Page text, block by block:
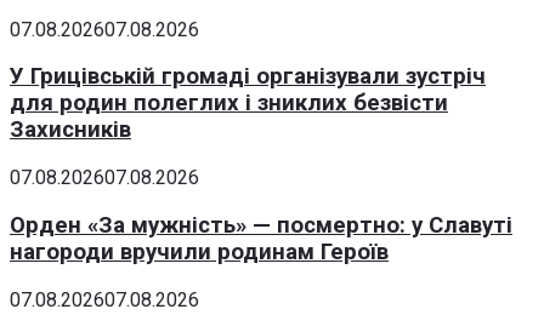
07.08.202607.08.2026
У Грицівській громаді організували зустріч
для родин полеглих і зниклих безвісти
Захисників
07.08.202607.08.2026
Орден «За мужність» — посмертно: у Славуті
нагороди вручили родинам Героїв
07.08.202607.08.2026